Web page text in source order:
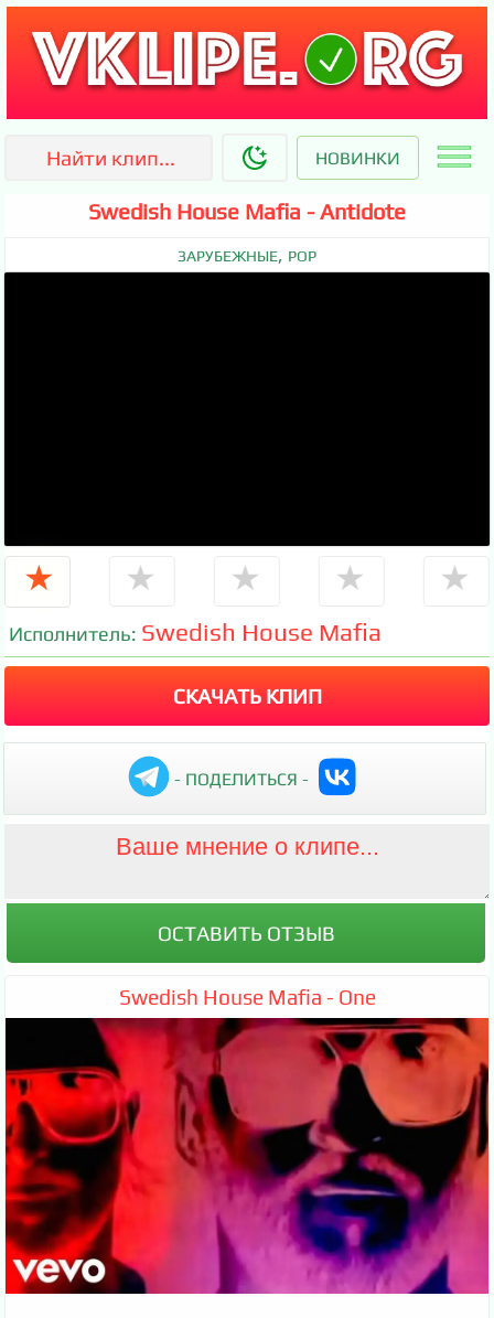
НОВИНКИ
Swedish House Mafia - Antidote
ЗАРУБЕЖНЫЕ, POP
★ ★ ★ ★ ★
Исполнитель: Swedish House Mafia
СКАЧАТЬ КЛИП
- ПОДЕЛИТЬСЯ -
Swedish House Mafia - One